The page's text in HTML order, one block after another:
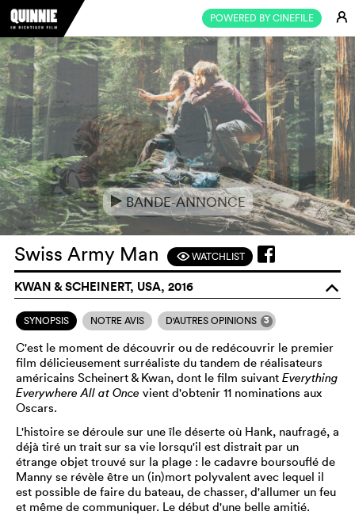
POWERED BY CINEFILE E
eBANDE-ANNONCE
Swiss Army Man FWATCHLIST
KWAN & SCHEINERT, USA, 2016 o
SYNOPSIS NOTRE AVIS D'AUTRES OPINIONS 3
C'est le moment de découvrir ou de redécouvrir le premier
film délicieusement surréaliste du tandem de réalisateurs
américains Scheinert & Kwan, dont le film suivant Everything
Everywhere All at Once vient d'obtenir 11 nominations aux
Oscars.
L'histoire se déroule sur une île déserte où Hank, naufragé, a
déjà tiré un trait sur sa vie lorsqu'il est distrait par un
étrange objet trouvé sur la plage : le cadavre boursouflé de
Manny se révèle être un (in)mort polyvalent avec lequel il
est possible de faire du bateau, de chasser, d'allumer un feu
et même de communiquer. Le début d'une belle amitié.